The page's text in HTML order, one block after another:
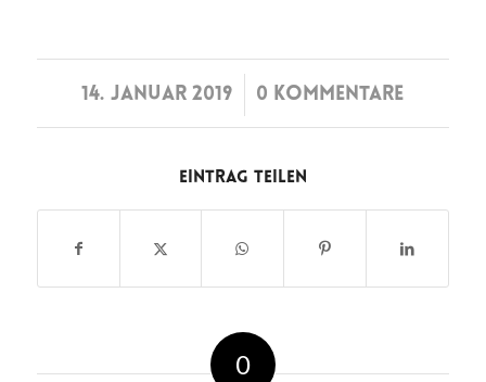
14. JANUAR 2019
/ 0 KOMMENTARE
Eintrag teilen
0